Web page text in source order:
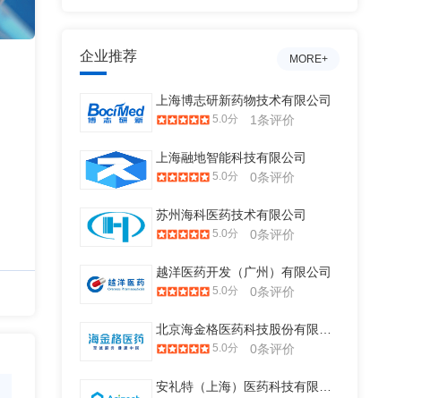
企业推荐 MORE+
上海博志研新药物技术有限公司
5.0分 1条评价
上海融地智能科技有限公司
5.0分 0条评价
苏州海科医药技术有限公司
5.0分 0条评价
越洋医药开发（广州）有限公司
5.0分 0条评价
5.0分 0条评价